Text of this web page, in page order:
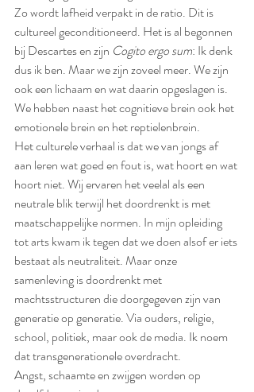
Zo wordt lafheid verpakt in de ratio. Dit is
cultureel geconditioneerd. Het is al begonnen
bij Descartes en zijn Cogito ergo sum: Ik denk
dus ik ben. Maar we zijn zoveel meer. We zijn
ook een lichaam en wat daarin opgeslagen is.
We hebben naast het cognitieve brein ook het
emotionele brein en het reptielenbrein.
Het culturele verhaal is dat we van jongs af
aan leren wat goed en fout is, wat hoort en wat
hoort niet. Wij ervaren het veelal als een
neutrale blik terwijl het doordrenkt is met
maatschappelijke normen. In mijn opleiding
tot arts kwam ik tegen dat we doen alsof er iets
bestaat als neutraliteit. Maar onze
samenleving is doordrenkt met
machtsstructuren die doorgegeven zijn van
generatie op generatie. Via ouders, religie,
school, politiek, maar ook de media. Ik noem
dat transgenerationele overdracht.
Angst, schaamte en zwijgen worden op